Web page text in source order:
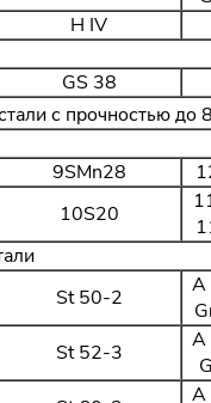
H IV
GS 38
с прочностью
9SMn28
10S20
St 50-2
A
St 52-3
A
A